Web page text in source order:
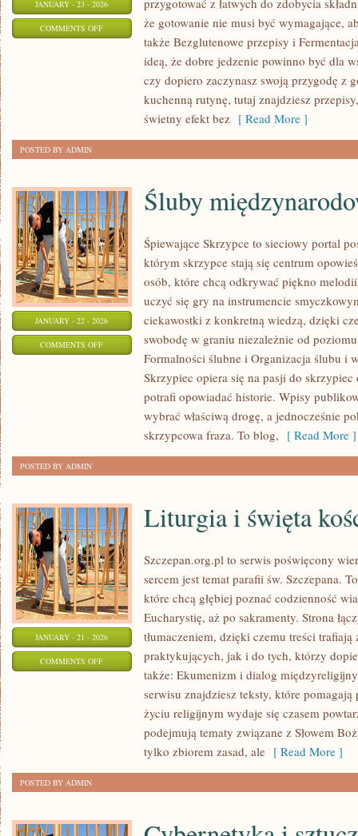
JANUARY - 23 - 2026
COMMENTS OFFON
KULINARNE
przygotować z łatwych do zdobycia
że gotowanie nie musi być wymagające,
także Bezglutenowe przepisy i
ideą, że dobre jedzenie powinno być dla
czy dopiero zaczynasz swoją przygodę z
kuchenną rutynę, tutaj znajdziesz
świetny efekt bez [ Read More ]
POSTED BY ADMIN
JANUARY - 22 - 2026
COMMENTS OFFON
MIĘDZYNARODOWE
NIETYPOWE
Śluby
Śpiewające Skrzypce to sieciowy portal
którym skrzypce stają się centrum
osób, które chcą odkrywać piękno
uczyć się gry na instrumencie
ciekawostki z konkretną wiedzą, dzięki
swobodę w graniu niezależnie od
Formalności ślubne i Organizacja ślubu i
Skrzypiec opiera się na pasji do
potrafi opowiadać historie. Wpisy
wybrać właściwą drogę, a jednocześnie
skrzypcowa fraza. To blog, [ Read More ]
POSTED BY ADMIN
JANUARY - 21 - 2026
COMMENTS OFFON
KOŚCIELNE
Liturgia i święta
Szczepan.org.pl to serwis poświęcony
sercem jest temat parafii św. Szczepana.
które chcą głębiej poznać codzienność
Eucharystię, aż po sakramenty. Strona
tłumaczeniem, dzięki czemu treści
praktykujących, jak i do tych, którzy
także: Ekumenizm i dialog
serwisu znajdziesz teksty, które pomagają
życiu religijnym wydaje się czasem
podejmują tematy związane z Słowem
tylko zbiorem zasad, ale [ Read More ]
POSTED BY ADMIN